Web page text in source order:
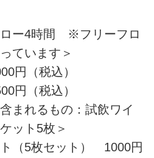
ー4時間 ※フリーフロ
ています＞
円（税込）
円（税込）
まれるもの：試飲ワイ
ット5枚＞
ト（5枚セット） 1000円